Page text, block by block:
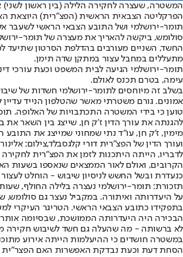
המשטרה, שעצרה לחקירה הלילה (בין ראשון
הפרקליטה הצבאית הראשית (הפצ"רית) היוצאת
תומר-ירושלמי ושל התובע הצבאי הראשי לשעבר
סולומש, ביקשה להאריך את מעצרה של תומר-
החשד, השניים מעורבים בהדלפת הסרטון שתיעד
מתעללים במחבל עצור במתקן שדה תימן.
תומר-ירושלמי הגיעה לבית המשפט וכעת עורכי
עימה, בטרם תכנס לאולם.
בשלב זה מיוחסים לתומר-ירושלמי חשדות של
אמונים. גורם משטרתי מאשר שהטלפון הנייד
טוען כי בידי המשטרה התכתבויות של האלופה.
להגנתה את עורך הדין ז׳ק חן, שייצג בין השאר את
מימין, ז'ק חן, עו״ד נתי שמחוני שמייצג את
ועורך הדין של הפצ״רית דורי קלגסבלד,צילום:
לדבריו, הייתה היתכנות לזמן את הפצ"רית לחקירה
הקרובים, ואולם לאור הממצאים שנאספו בשעות
כנעדרת ובשל החשש לניסיון שיבוש - הוחלט
תזכורת: תומר-ירושלמי נעצרה בלילה החולף,
על היעדרותה ואיתורה. במקביל נעצר גם סולומש,
בתפקידו כתובע הצבאי הראשי. הטריגר העיקרי
הבכירה היה היעדרותה הממושכת, שבסיומה אותר
לא ברשותה - מה שהעלה גם חשד לשיבוש חקירה
במשטרה חושדים כי ההיעלמות הייתה אירוע
הסחת דעת וכעת נבדקת האפשרות האם הפצר״ית